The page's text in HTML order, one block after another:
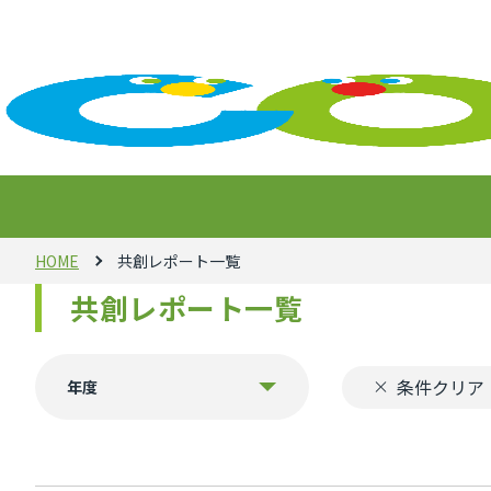
HOME 共創レポート一覧
共創レポート一覧
年度 条件クリア